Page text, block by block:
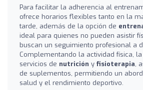
Para facilitar la adherencia al
ofrece horarios flexibles tanto en la
tarde, además de la opción de
ideal para quienes no pueden asistir
buscan un seguimiento profesional a
Complementando la actividad física,
servicios de nutrición y fisioterapia,
de suplementos, permitiendo un
salud y el rendimiento deportivo.